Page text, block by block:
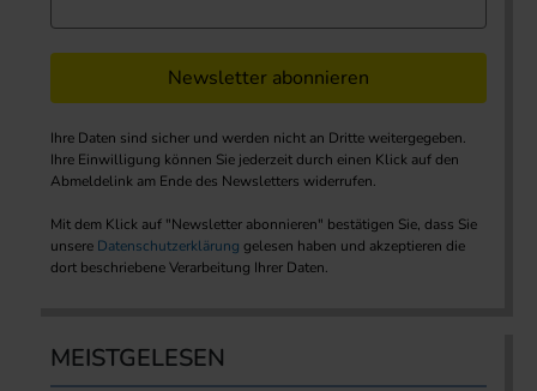
Newsletter abonnieren
Ihre Daten sind sicher und werden nicht an Dritte weitergegeben.
Ihre Einwilligung können Sie jederzeit durch einen Klick auf den
Abmeldelink am Ende des Newsletters widerrufen.
Mit dem Klick auf "Newsletter abonnieren" bestätigen Sie, dass Sie
unsere Datenschutzerklärung gelesen haben und akzeptieren die
dort beschriebene Verarbeitung Ihrer Daten.
MEISTGELESEN